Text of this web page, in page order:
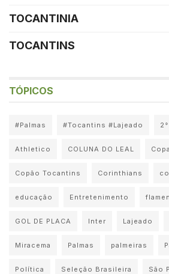
TOCANTINIA
TOCANTINS
TÓPICOS
#Palmas #Tocantins #Lajeado
Athletico COLUNA DO LEAL
Copão Tocantins Corinthians
educação Entretenimento
GOL DE PLACA Inter Lajeado
Miracema Palmas palmeiras
Política Seleção Brasileira São